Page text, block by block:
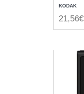
KODAK
21,56€